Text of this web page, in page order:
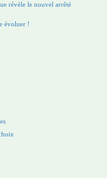
révèle le nouvel arrêté
évoluer !